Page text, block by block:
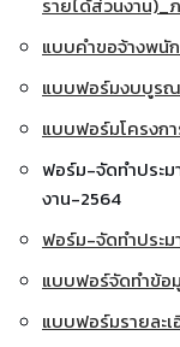
รายได้ส่วนงาน)_
แบบคำขอจ้างพนั
แบบฟอร์มงบบูรณ
แบบฟอร์มโครงก
ฟอร์ม-จัดทำประม
งาน-2564
ฟอร์ม-จัดทำประม
แบบฟอร์จัดทำข้อ
แบบฟอร์มรายละ